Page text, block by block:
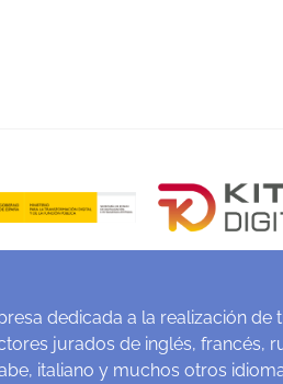
dedicada a la realización
jurados de inglés, francés,
italiano y muchos otros